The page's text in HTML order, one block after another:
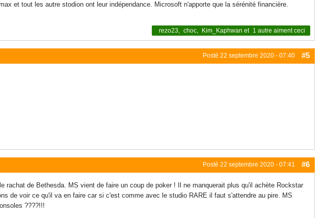
et tout les autre stodion ont leur indépendance. Microsoft n'apporte que la sérénité financière.
rezo23, choc, Kim_Kaphwan et 1 autre aiment ceci
Posté 22 septembre 2020 - 07:40 #5
Posté 22 septembre 2020 - 07:41 #6
de Bethesda. MS vient de faire un coup de poker ! Il ne manquerait plus qu'il achète Rockstar
de voir ce qu'il va en faire car si c'est comme avec le studio RARE il faut s'attendre au pire. MS
????!!!